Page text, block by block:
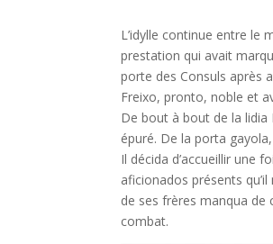
L’idylle continue entre le
prestation qui avait
porte des Consuls après
Freixo, pronto, noble et
De bout à bout de la
épuré. De la porta
Il décida d’accueillir une
aficionados présents
de ses frères manqua de
combat.